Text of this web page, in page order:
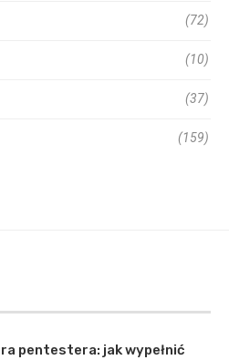
(72)
(10)
(37)
(159)
pentestera: jak wypełnić